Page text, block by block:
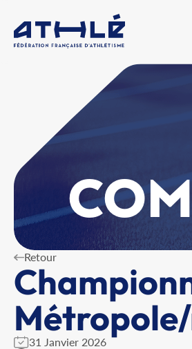
Retour
31 Janvier 2026